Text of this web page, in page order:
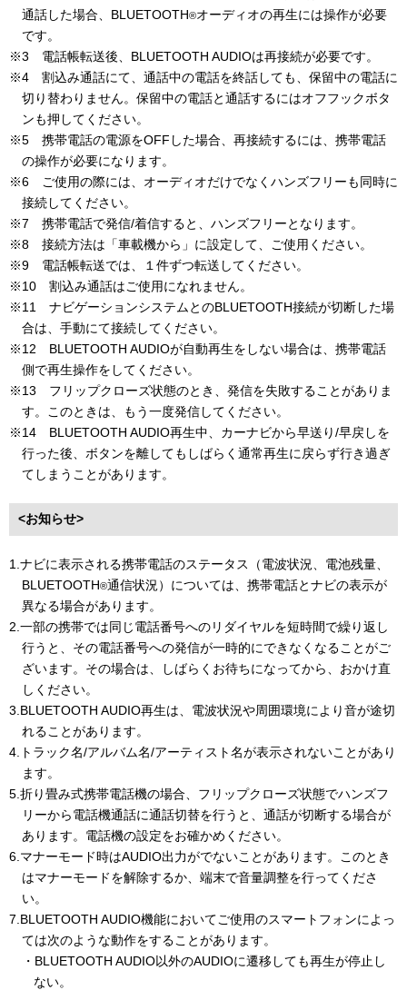
通話した場合、BLUETOOTH®オーディオの再生には操作が必要
です。
※3 電話帳転送後、BLUETOOTH AUDIOは再接続が必要です。
※4 割込み通話にて、通話中の電話を終話しても、保留中の電話に
切り替わりません。保留中の電話と通話するにはオフフックボタ
ンも押してください。
※5 携帯電話の電源をOFFした場合、再接続するには、携帯電話
の操作が必要になります。
※6 ご使用の際には、オーディオだけでなくハンズフリーも同時に
接続してください。
※7 携帯電話で発信/着信すると、ハンズフリーとなります。
※8 接続方法は「車載機から」に設定して、ご使用ください。
※9 電話帳転送では、１件ずつ転送してください。
※10 割込み通話はご使用になれません。
※11 ナビゲーションシステムとのBLUETOOTH接続が切断した場
合は、手動にて接続してください。
※12 BLUETOOTH AUDIOが自動再生をしない場合は、携帯電話
側で再生操作をしてください。
※13 フリップクローズ状態のとき、発信を失敗することがありま
す。このときは、もう一度発信してください。
※14 BLUETOOTH AUDIO再生中、カーナビから早送り/早戻しを
行った後、ボタンを離してもしばらく通常再生に戻らず行き過ぎ
てしまうことがあります。
<お知らせ>
1.ナビに表示される携帯電話のステータス（電波状況、電池残量、
BLUETOOTH®通信状況）については、携帯電話とナビの表示が
異なる場合があります。
2.一部の携帯では同じ電話番号へのリダイヤルを短時間で繰り返し
行うと、その電話番号への発信が一時的にできなくなることがご
ざいます。その場合は、しばらくお待ちになってから、おかけ直
しください。
3.BLUETOOTH AUDIO再生は、電波状況や周囲環境により音が途切
れることがあります。
4.トラック名/アルバム名/アーティスト名が表示されないことがあり
ます。
5.折り畳み式携帯電話機の場合、フリップクローズ状態でハンズフ
リーから電話機通話に通話切替を行うと、通話が切断する場合が
あります。電話機の設定をお確かめください。
6.マナーモード時はAUDIO出力がでないことがあります。このとき
はマナーモードを解除するか、端末で音量調整を行ってくださ
い。
7.BLUETOOTH AUDIO機能においてご使用のスマートフォンによっ
ては次のような動作をすることがあります。
・BLUETOOTH AUDIO以外のAUDIOに遷移しても再生が停止し
ない。